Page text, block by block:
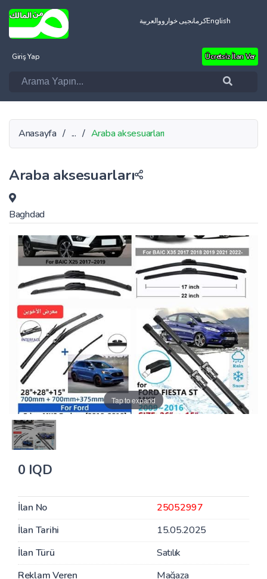
العربيةکرمانجیی خوارووEnglish
Giriş Yap Ücretsiz İlan Ver
Anasayfa / ... / Araba aksesuarları
Araba aksesuarları
Baghdad
Tap to expand
0 IQD
İlan No
25052997
İlan Tarihi
15.05.2025
İlan Türü
Satılık
Reklam Veren
Mağaza